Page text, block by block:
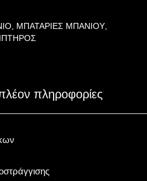
, ΜΠΑΤΑΡΙΕΣ ΜΠΑΝΙΟΥ,
πληροφορίες